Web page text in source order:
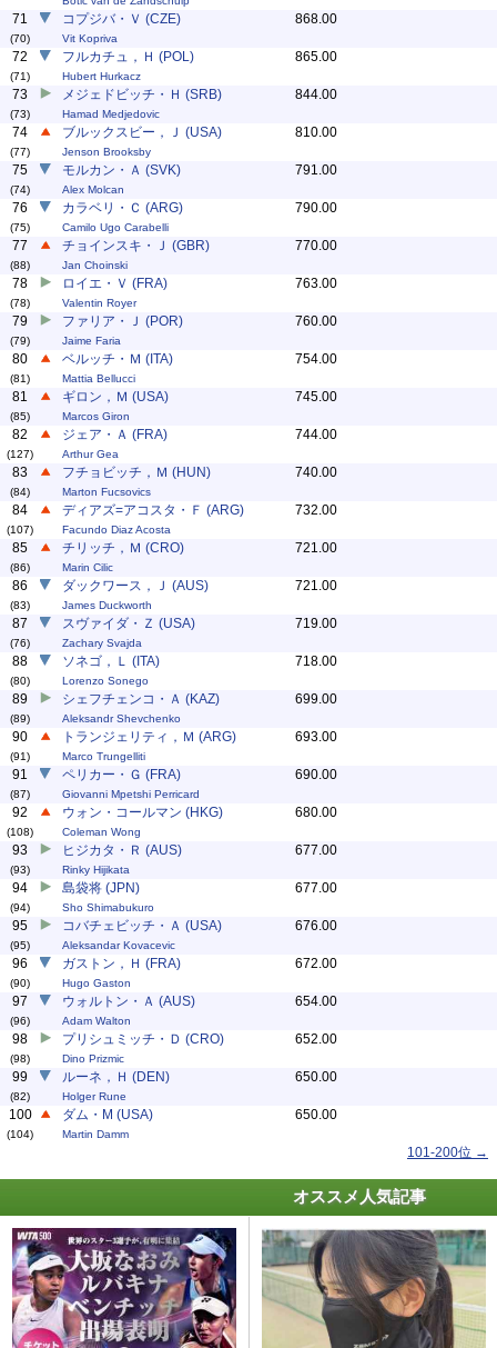
71
(70)
コプジバ・Ｖ (CZE)
Vit Kopriva
868.00
72
(71)
フルカチュ，Ｈ (POL)
Hubert Hurkacz
865.00
73
(73)
メジェドビッチ・Ｈ (SRB)
Hamad Medjedovic
844.00
74
(77)
ブルックスビー，Ｊ (USA)
Jenson Brooksby
810.00
75
(74)
モルカン・Ａ (SVK)
Alex Molcan
791.00
76
(75)
カラベリ・Ｃ (ARG)
Camilo Ugo Carabelli
790.00
77
(88)
チョインスキ・Ｊ (GBR)
Jan Choinski
770.00
78
(78)
ロイエ・Ｖ (FRA)
Valentin Royer
763.00
79
(79)
ファリア・Ｊ (POR)
Jaime Faria
760.00
80
(81)
ベルッチ・Ｍ (ITA)
Mattia Bellucci
754.00
81
(85)
ギロン，Ｍ (USA)
Marcos Giron
745.00
82
(127)
ジェア・Ａ (FRA)
Arthur Gea
744.00
83
(84)
フチョビッチ，Ｍ (HUN)
Marton Fucsovics
740.00
84
(107)
ディアズ=アコスタ・Ｆ (ARG)
Facundo Diaz Acosta
732.00
85
(86)
チリッチ，Ｍ (CRO)
Marin Cilic
721.00
86
(83)
ダックワース，Ｊ (AUS)
James Duckworth
721.00
87
(76)
スヴァイダ・Ｚ (USA)
Zachary Svajda
719.00
88
(80)
ソネゴ，Ｌ (ITA)
Lorenzo Sonego
718.00
89
(89)
シェフチェンコ・Ａ (KAZ)
Aleksandr Shevchenko
699.00
90
(91)
トランジェリティ，Ｍ (ARG)
Marco Trungelliti
693.00
91
(87)
ペリカー・Ｇ (FRA)
Giovanni Mpetshi Perricard
690.00
92
(108)
ウォン・コールマン (HKG)
Coleman Wong
680.00
93
(93)
ヒジカタ・Ｒ (AUS)
Rinky Hijikata
677.00
94
(94)
島袋将 (JPN)
Sho Shimabukuro
677.00
95
(95)
コバチェビッチ・Ａ (USA)
Aleksandar Kovacevic
676.00
96
(90)
ガストン，Ｈ (FRA)
Hugo Gaston
672.00
97
(96)
ウォルトン・Ａ (AUS)
Adam Walton
654.00
98
(98)
プリシュミッチ・Ｄ (CRO)
Dino Prizmic
652.00
99
(82)
ルーネ，Ｈ (DEN)
Holger Rune
650.00
100
(104)
ダム・M (USA)
Martin Damm
650.00
101-200位 →
オススメ人気記事